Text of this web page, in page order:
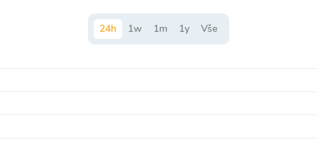
24h 1w 1m 1y Vše